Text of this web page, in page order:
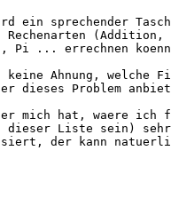
ein sprechender
Rechenarten
Pi ... errechnen
Ahnung, welche
dieses Problem
mich hat, waere ich
Liste sein)
der kann